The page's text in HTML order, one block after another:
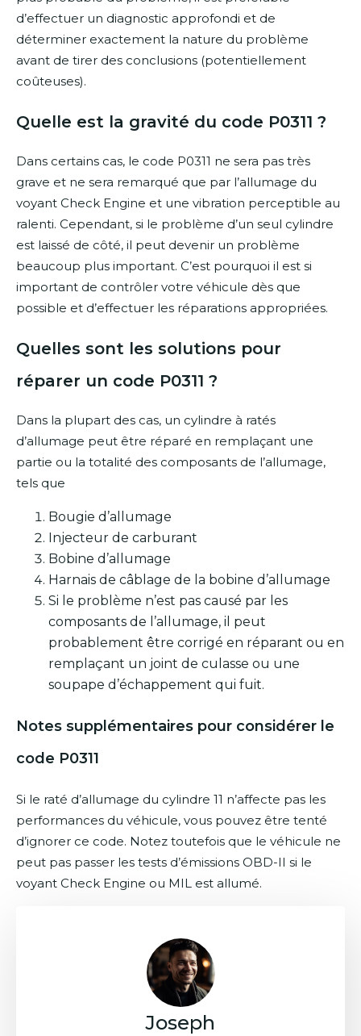
d’effectuer un diagnostic approfondi et de
déterminer exactement la nature du problème
avant de tirer des conclusions (potentiellement
coûteuses).
Quelle est la gravité du code P0311 ?
Dans certains cas, le code P0311 ne sera pas très
grave et ne sera remarqué que par l’allumage du
voyant Check Engine et une vibration perceptible au
ralenti. Cependant, si le problème d’un seul cylindre
est laissé de côté, il peut devenir un problème
beaucoup plus important. C’est pourquoi il est si
important de contrôler votre véhicule dès que
possible et d’effectuer les réparations appropriées.
Quelles sont les solutions pour
réparer un code P0311 ?
Dans la plupart des cas, un cylindre à ratés
d’allumage peut être réparé en remplaçant une
partie ou la totalité des composants de l’allumage,
tels que
Bougie d’allumage
Injecteur de carburant
Bobine d’allumage
Harnais de câblage de la bobine d’allumage
Si le problème n’est pas causé par les
composants de l’allumage, il peut
probablement être corrigé en réparant ou en
remplaçant un joint de culasse ou une
soupape d’échappement qui fuit.
Notes supplémentaires pour considérer le
code P0311
Si le raté d’allumage du cylindre 11 n’affecte pas les
performances du véhicule, vous pouvez être tenté
d’ignorer ce code. Notez toutefois que le véhicule ne
peut pas passer les tests d’émissions OBD-II si le
voyant Check Engine ou MIL est allumé.
Joseph